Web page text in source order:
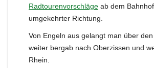
Radtourenvorschläge ab dem
umgekehrter Richtung.
Von Engeln aus gelangt man über
weiter bergab nach Oberzissen und
Rhein.